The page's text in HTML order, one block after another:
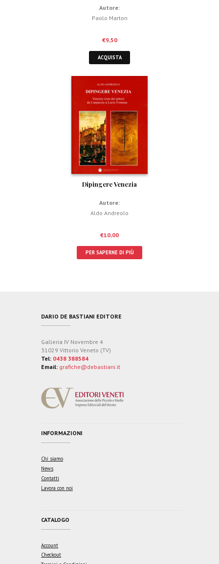
Autore:
Paolo Marton
€9,50
ACQUISTA
Dipingere Venezia
Autore:
Aldo Andreolo
€10,00
PER SAPERNE DI PIÙ
DARIO DE BASTIANI EDITORE
Galleria IV Novembre 4
31029 Vittorio Veneto (TV)
Tel: 0438 388584
Email: grafiche@debastiani.it
INFORMAZIONI
Chi siamo
News
Contatti
Lavora con noi
CATALOGO
Account
Checkout